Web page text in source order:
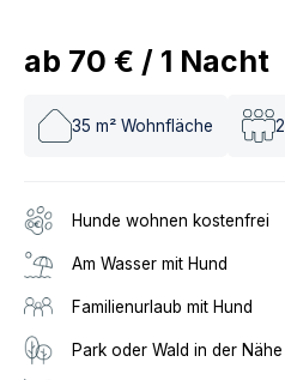
ab 70 € / 1 Nacht
35 m² Wohnfläche 2
Hunde wohnen kostenfrei
Am Wasser mit Hund
Familienurlaub mit Hund
Park oder Wald in der Nähe